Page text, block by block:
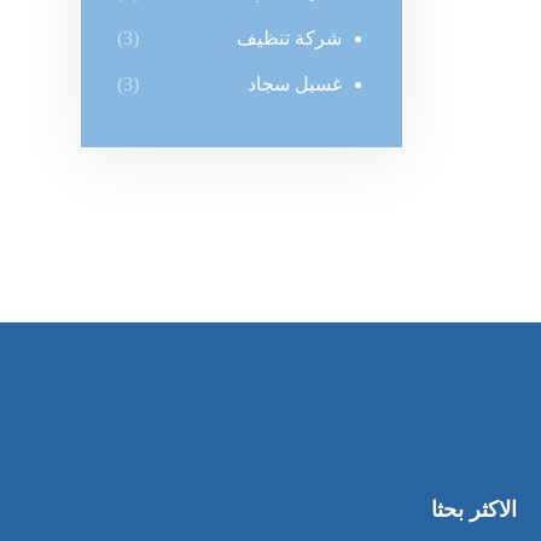
شركة تنظيف (3)
غسيل سجاد (3)
الاكثر بحثا